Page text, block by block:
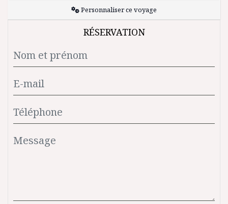
Personnaliser ce voyage
RÉSERVATION